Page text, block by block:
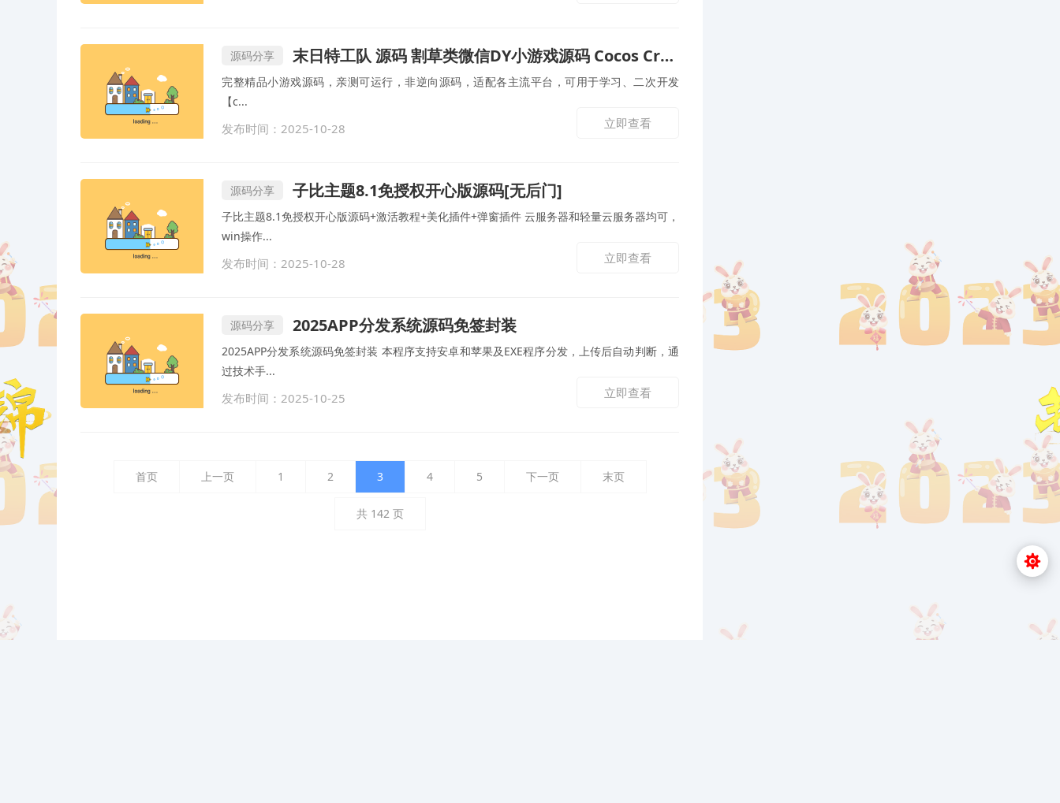
源码分享 末日特工队 源码 割草类微信DY小游戏源码 Cocos Creator 非逆向
完整精品小游戏源码，亲测可运行，非逆向源码，适配各主流平台，可用于学习、二次开发
【c...
发布时间：2025-10-28 立即查看
源码分享 子比主题8.1免授权开心版源码[无后门]
子比主题8.1免授权开心版源码+激活教程+美化插件+弹窗插件 云服务器和轻量云服务器均可，
win操作...
发布时间：2025-10-28 立即查看
源码分享 2025APP分发系统源码免签封装
2025APP分发系统源码免签封装 本程序支持安卓和苹果及EXE程序分发，上传后自动判断，通
过技术手...
发布时间：2025-10-25 立即查看
首页 上一页 1 2 3 4 5 下一页 末页
共 142 页